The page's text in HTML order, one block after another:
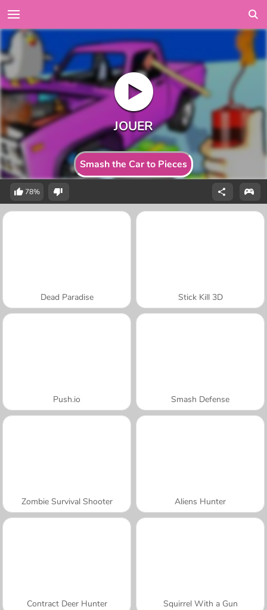
Smash the Car to Pieces
78%
Dead Paradise Stick Kill 3D
Push.io Smash Defense
Zombie Survival Shooter Aliens Hunter
Contract Deer Hunter Squirrel With a Gun